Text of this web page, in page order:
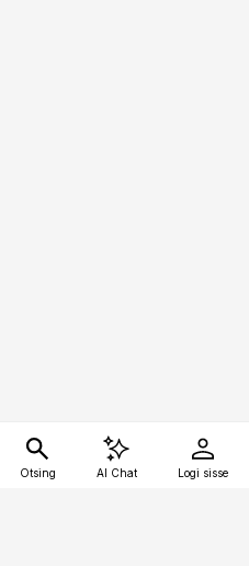
Otsing AI Chat Logi sisse